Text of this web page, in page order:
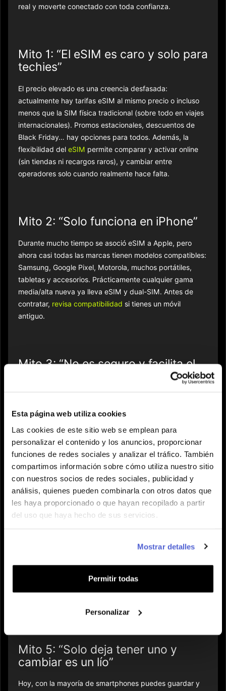
Esta página web utiliza cookies
Las cookies de este sitio web se emplean para
personalizar el contenido y los anuncios, proporcionar
funciones de redes sociales y analizar el tráfico. También
compartimos información sobre cómo utiliza nuestro sitio
con nuestros socios de redes sociales, publicidad y
análisis, quienes pueden combinarla con otros datos que
les haya proporcionado o que hayan recopilado a partir
del uso que haya hecho de sus servicios.
Mostrar detalles
Permitir todas
Personalizar
real y moverte conectado con toda confianza.
Mito 1: “El eSIM es caro y solo para
techies”
El precio elevado es una creencia desfasada:
actualmente hay tarifas eSIM al mismo precio o incluso
menos que la SIM física tradicional (sobre todo en viajes
internacionales). Promos estacionales, descuentos de
Black Friday… hay opciones para todos. Además, la
flexibilidad del eSIM permite comparar y activar online
(sin tiendas ni recargos raros), y cambiar entre
operadores solo cuando realmente hace falta.
Mito 2: “Solo funciona en iPhone”
Durante mucho tiempo se asoció eSIM a Apple, pero
ahora casi todas las marcas tienen modelos compatibles:
Samsung, Google Pixel, Motorola, muchos portátiles,
tabletas y accesorios. Prácticamente cualquier gama
media/alta nueva ya lleva eSIM y dual-SIM. Antes de
contratar, revisa compatibilidad si tienes un móvil
antiguo.
Mito 3: “No es seguro y facilita el
encriptado, autenticación, y la opción de borrar el perfil
robar tu número sólo quitando tu tarjeta. Respecto a la
privacidad, ambos (SIM y eSIM) transmiten lo mismo a la
operadora - no hay ningún 'tracking' adicional.
Mito 4: “La señal o velocidad es
inferior al SIM físico”
velocidad dependen solo de cuán buena es la red del
operador. Si necesitas más cobertura, activa un nuevo
Mito 5: “Solo deja tener uno y
cambiar es un lío”
Hoy, con la mayoría de smartphones puedes guardar y